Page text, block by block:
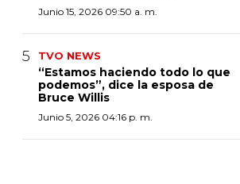
Junio 15, 2026 09:50 a. m.
TVO NEWS
“Estamos haciendo todo lo que
podemos”, dice la esposa de
Bruce Willis
Junio 5, 2026 04:16 p. m.